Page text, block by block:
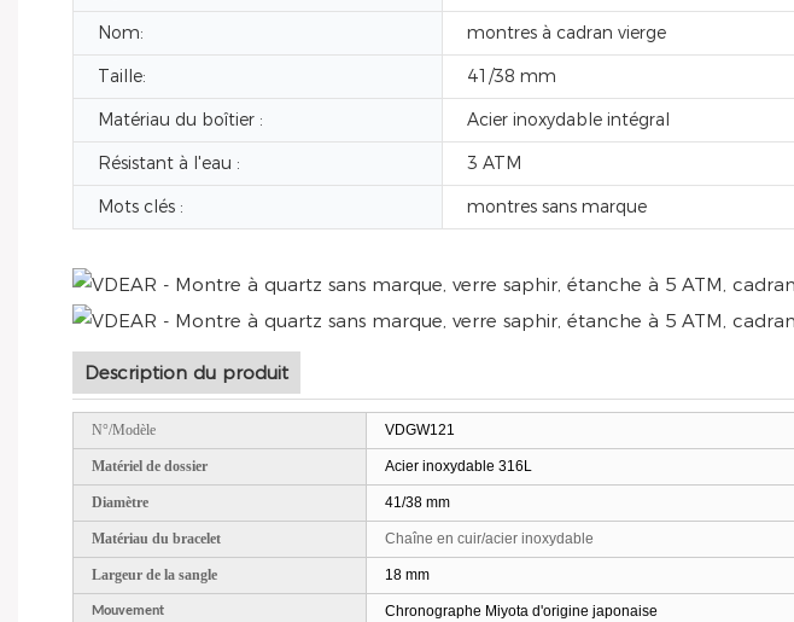
Nom:
montres à cadran vierge
Taille:
41/38 mm
Matériau du boîtier :
Acier inoxydable intégral
Résistant à l'eau :
3 ATM
Mots clés :
montres sans marque
Description du produit
N°/Modèle VDGW121
Matériel de dossier Acier inoxydable 316L
Diamètre 41/38 mm
Matériau du bracelet Chaîne en cuir/acier inoxydable
Largeur de la sangle 18 mm
Mouvement Chronographe Miyota d'origine japonaise